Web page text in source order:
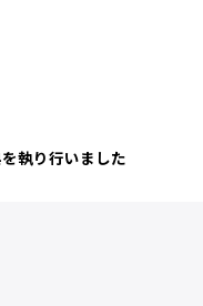
執り行いました